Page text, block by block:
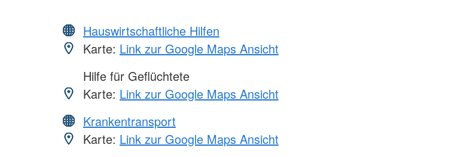
Hauswirtschaftliche Hilfen
Karte: Link zur Google Maps Ansicht
Hilfe für Geflüchtete
Karte: Link zur Google Maps Ansicht
Krankentransport
Karte: Link zur Google Maps Ansicht